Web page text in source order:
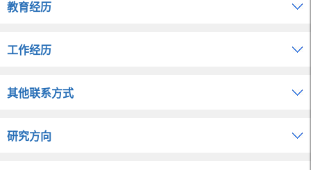
教育经历
工作经历
其他联系方式
研究方向